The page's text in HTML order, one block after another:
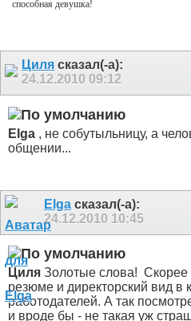
способная девушка!
Циля сказал(-а):
24.12.2010 09:12
Elga , не собутыльницу, а
общении...
Elga сказал(-а):
24.12.2010 10:45
Циля Золотые слова! Скорее
резюме и директорский вид в
работодателей. А так
и вроде бы - не такая уж